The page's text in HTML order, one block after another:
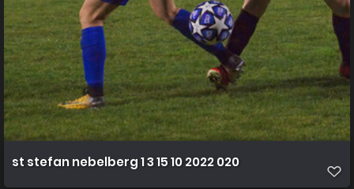
st stefan nebelberg 1 3 15 10 2022 020